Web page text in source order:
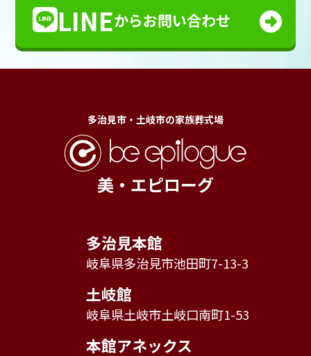
LINEからお問い合わせ
多治見市・土岐市の家族葬式場
美・エピローグ
多治見本館
岐阜県多治見市池田町7-13-3
土岐館
岐阜県土岐市土岐口南町1-53
本館アネックス